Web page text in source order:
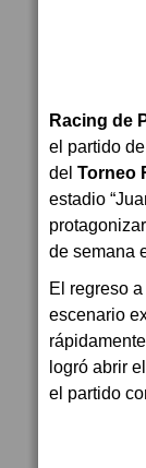
Racing de
el partido
del Torneo
estadio
de semana
El regreso
escenario
logró abrir
el partido